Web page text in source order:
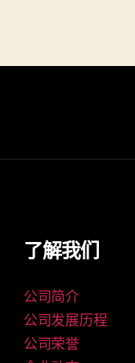
了解我们
公司简介
公司发展历程
公司荣誉